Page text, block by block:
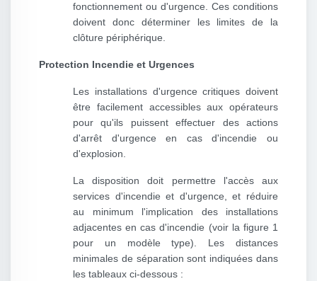
fonctionnement ou d'urgence. Ces conditions
doivent donc déterminer les limites de la
clôture périphérique.
Protection Incendie et Urgences
Les installations d'urgence critiques doivent
être facilement accessibles aux opérateurs
pour qu'ils puissent effectuer des actions
d'arrêt d'urgence en cas d'incendie ou
d'explosion.
La disposition doit permettre l'accès aux
services d'incendie et d'urgence, et réduire
au minimum l'implication des installations
adjacentes en cas d'incendie (voir la figure 1
pour un modèle type). Les distances
minimales de séparation sont indiquées dans
les tableaux ci-dessous :